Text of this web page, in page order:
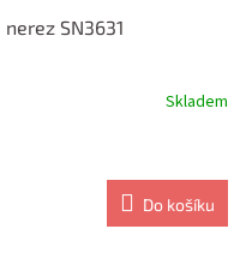
SN3631
Skladem
Do košíku